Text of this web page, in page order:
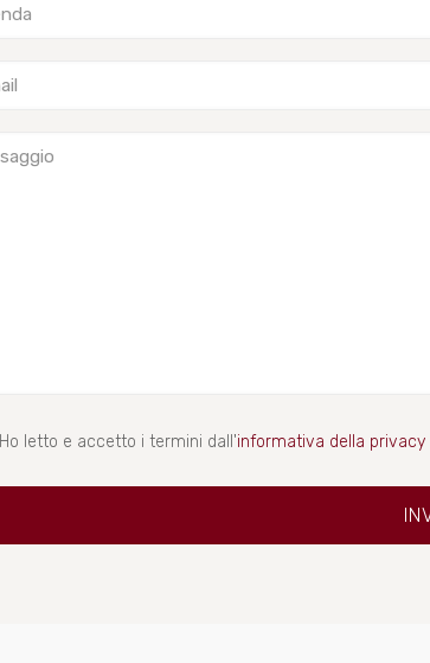
Ho letto e accetto i termini dall'informativa della privacy